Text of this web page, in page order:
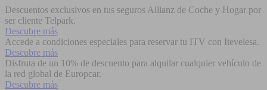
Descuentos exclusivos en tus seguros Allianz de Coche y Hogar por
ser cliente Telpark.
Descubre más
Accede a condiciones especiales para reservar tu ITV con Itevelesa.
Descubre más
Disfruta de un 10% de descuento para alquilar cualquier vehículo de
la red global de Europcar.
Descubre más